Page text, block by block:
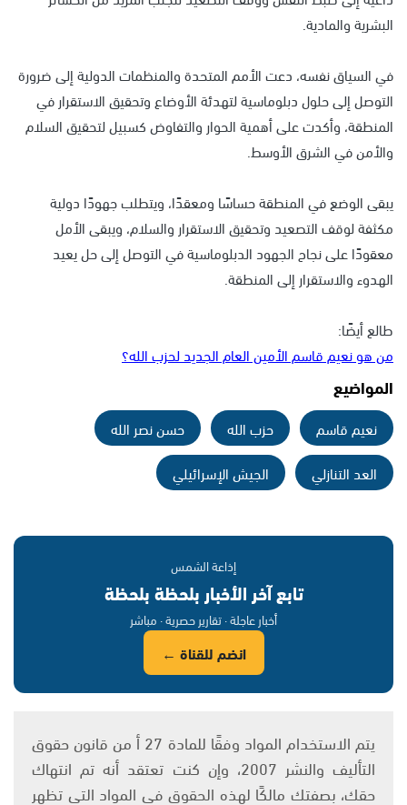
البشرية والمادية.
في السياق نفسه، دعت الأمم المتحدة والمنظمات الدولية إلى ضرورة
التوصل إلى حلول دبلوماسية لتهدئة الأوضاع وتحقيق الاستقرار في
المنطقة، وأكدت على أهمية الحوار والتفاوض كسبيل لتحقيق السلام
والأمن في الشرق الأوسط.
يبقى الوضع في المنطقة حساسًا ومعقدًا، ويتطلب جهودًا دولية
مكثفة لوقف التصعيد وتحقيق الاستقرار والسلام، ويبقى الأمل
معقودًا على نجاح الجهود الدبلوماسية في التوصل إلى حل يعيد
الهدوء والاستقرار إلى المنطقة.
طالع أيضًا:
من هو نعيم قاسم الأمين العام الجديد لحزب الله؟
المواضيع
نعيم قاسم حزب الله
حسن نصر الله
العد التنازلي
الجيش الإسرائيلي
إذاعة الشمس
تابع آخر الأخبار بلحظة بلحظة
أخبار عاجلة · تقارير حصرية · مباشر
انضم للقناة ←
يتم الاستخدام المواد وفقًا للمادة 27 أ من قانون حقوق
التأليف والنشر 2007، وإن كنت تعتقد أنه تم انتهاك
حقك، بصفتك مالكًا لهذه الحقوق في المواد التي تظهر